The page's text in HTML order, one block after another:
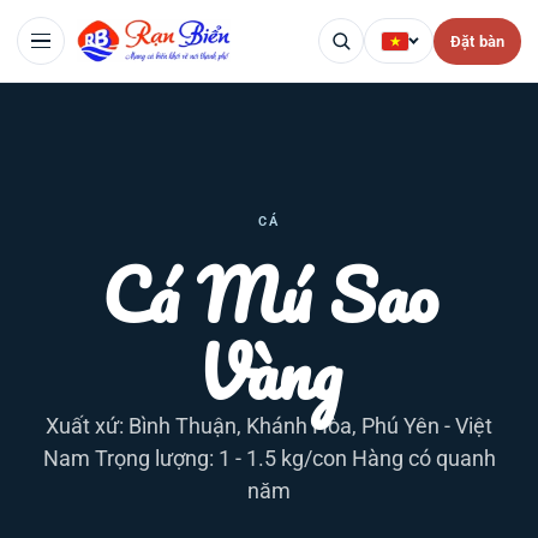
Đặt bàn
CÁ
Cá Mú Sao
Vàng
Xuất xứ: Bình Thuận, Khánh Hòa, Phú Yên - Việt
Nam Trọng lượng: 1 - 1.5 kg/con Hàng có quanh
năm